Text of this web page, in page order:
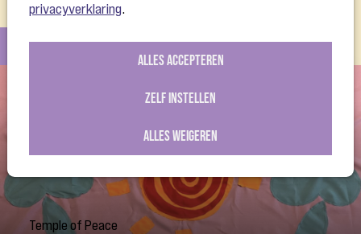
privacyverklaring.
Alles accepteren
Zelf instellen
Alles weigeren
Over de campagne Organiseer een Peace Lab
Temple of Peace